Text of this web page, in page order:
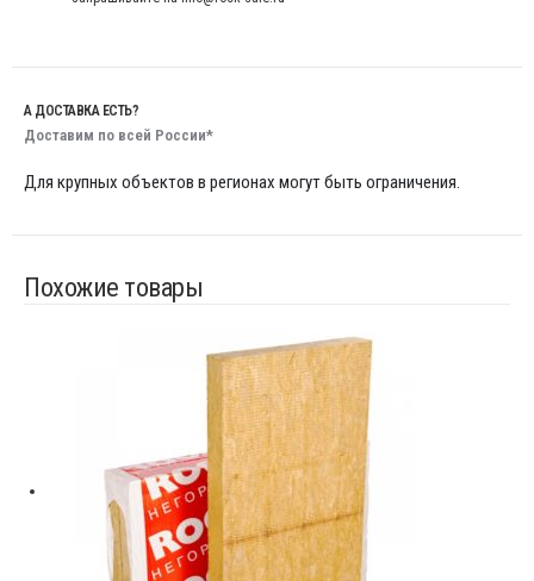
А ДОСТАВКА ЕСТЬ?
Доставим по всей России*
Для крупных объектов в регионах могут быть ограничения.
Похожие товары